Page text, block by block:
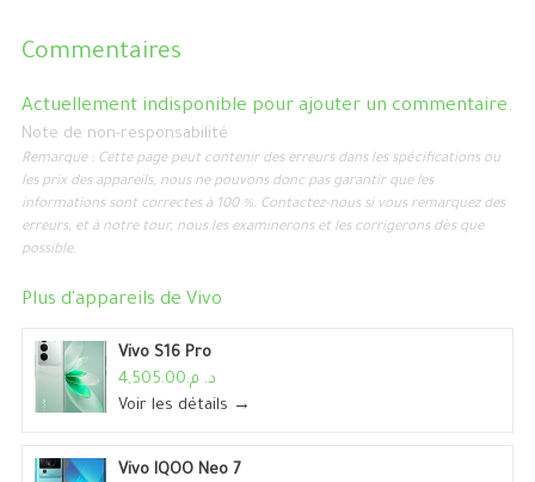
Commentaires
Actuellement indisponible pour ajouter un commentaire.
Note de non-responsabilité
Remarque : Cette page peut contenir des erreurs dans les spécifications ou
les prix des appareils, nous ne pouvons donc pas garantir que les
informations sont correctes à 100 %. Contactez-nous si vous remarquez des
erreurs, et à notre tour, nous les examinerons et les corrigerons dès que
possible.
Plus d'appareils de Vivo
Vivo S16 Pro
د. م.4,505.00
Voir les détails →
Vivo IQOO Neo 7